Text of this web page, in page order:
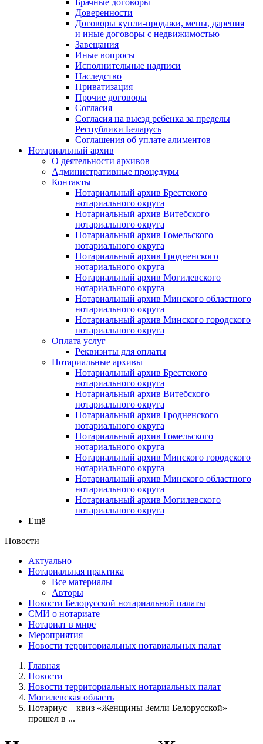
Доверенности
Договоры купли-продажи, мены, дарения
и иные договоры с недвижимостью
Завещания
Иные вопросы
Исполнительные надписи
Наследство
Приватизация
Прочие договоры
Согласия
Согласия на выезд ребенка за пределы
Республики Беларусь
Соглашения об уплате алиментов
Нотариальный архив
О деятельности архивов
Административные процедуры
Контакты
Нотариальный архив Брестского
нотариального округа
Нотариальный архив Витебского
нотариального округа
Нотариальный архив Гомельского
нотариального округа
Нотариальный архив Гродненского
нотариального округа
Нотариальный архив Могилевского
нотариального округа
Нотариальный архив Минского областного
нотариального округа
Нотариальный архив Минского городского
нотариального округа
Оплата услуг
Реквизиты для оплаты
Нотариальные архивы
Нотариальный архив Брестского
нотариального округа
Нотариальный архив Витебского
нотариального округа
Нотариальный архив Гродненского
нотариального округа
Нотариальный архив Гомельского
нотариального округа
Нотариальный архив Минского городского
нотариального округа
Нотариальный архив Минского областного
нотариального округа
Нотариальный архив Могилевского
нотариального округа
Ещё
Новости
Актуально
Нотариальная практика
Все материалы
Авторы
Новости Белорусской нотариальной палаты
СМИ о нотариате
Нотариат в мире
Мероприятия
Новости территориальных нотариальных палат
Главная
Новости
Новости территориальных нотариальных палат
Могилевская область
Нотариус – квиз «Женщины Земли Белорусской»
прошел в ...